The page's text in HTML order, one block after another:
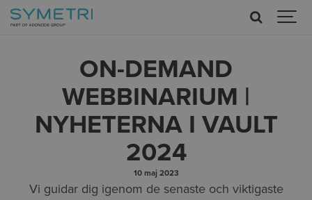
ON-DEMAND
WEBBINARIUM |
NYHETERNA I VAULT
2024
10 maj 2023
Vi guidar dig igenom de senaste och viktigaste